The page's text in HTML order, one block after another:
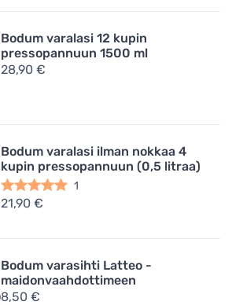
Bodum varalasi 12 kupin
pressopannuun 1500 ml
28,90 €
Bodum varalasi ilman nokkaa 4
kupin pressopannuun (0,5 litraa)
1
21,90 €
Bodum varasihti Latteo -
maidonvaahdottimeen
8,50 €